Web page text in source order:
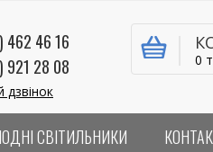
462 46 16
921 28 08
дзвінок
0
СВІТИЛЬНИКИ